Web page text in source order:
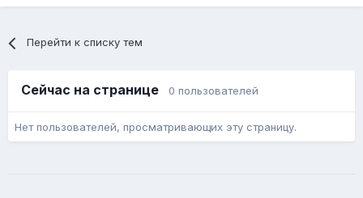
Перейти к списку тем
Сейчас на странице 0 пользователей
Нет пользователей, просматривающих эту страницу.